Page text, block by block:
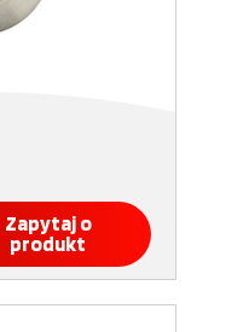
Zapytaj o
produkt